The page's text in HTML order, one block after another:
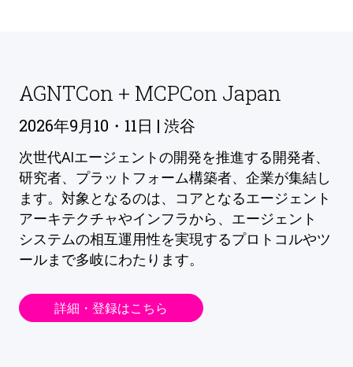
AGNTCon + MCPCon Japan
2026年9月10・11日 | 渋谷
次世代AIエージェントの開発を推進する開発者、
研究者、プラットフォーム構築者、企業が集結し
ます。対象となるのは、コアとなるエージェント
アーキテクチャやインフラから、エージェント
システムの相互運用性を実現するプロトコルやツ
ールまで多岐にわたります。
詳細・登録はこちら